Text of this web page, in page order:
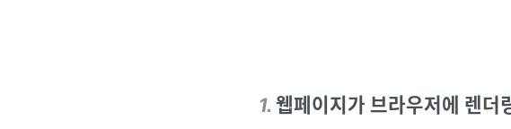
1. 웹페이지가 브라우저에 렌더